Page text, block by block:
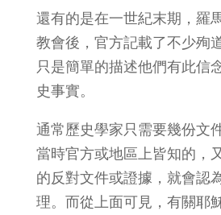
還有的是在一世紀末期，羅
教會後，官方記載了不少殉
只是簡單的描述他們有此信
史事實。
通常歷史學家只需要幾份文
當時官方或地區上皆知的，
的反對文件或證據，就會認
理。而從上面可見，有關耶